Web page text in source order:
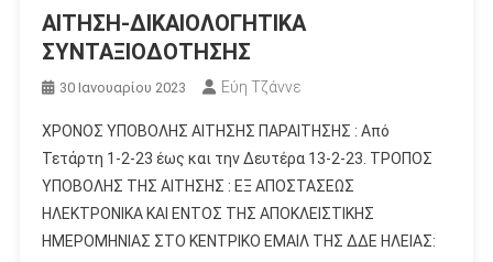
ΑΙΤΗΣΗ-ΔΙΚΑΙΟΛΟΓΗΤΙΚΑ
ΣΥΝΤΑΞΙΟΔΟΤΗΣΗΣ
30 Ιανουαρίου 2023 Εύη Τζάννε
ΧΡΟΝΟΣ ΥΠΟΒΟΛΗΣ ΑΙΤΗΣΗΣ ΠΑΡΑΙΤΗΣΗΣ : Από
Τετάρτη 1-2-23 έως και την Δευτέρα 13-2-23. ΤΡΟΠΟΣ
ΥΠΟΒΟΛΗΣ ΤΗΣ ΑΙΤΗΣΗΣ : ΕΞ ΑΠΟΣΤΑΣΕΩΣ
ΗΛΕΚΤΡΟΝΙΚΑ ΚΑΙ ΕΝΤΟΣ ΤΗΣ ΑΠΟΚΛΕΙΣΤΙΚΗΣ
ΗΜΕΡΟΜΗΝΙΑΣ ΣΤΟ ΚΕΝΤΡΙΚΟ ΕΜΑΙΛ ΤΗΣ ΔΔΕ ΗΛΕΙΑΣ: